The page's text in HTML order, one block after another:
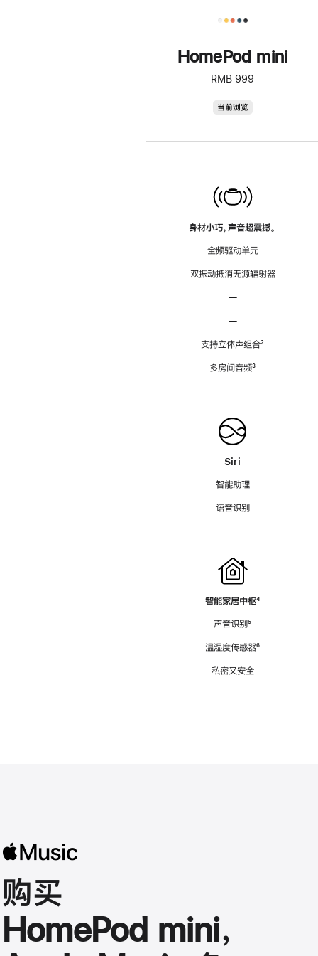
HomePod mini
RMB 999
当前浏览
身材小巧，声音超震撼。
全频驱动单元
双振动抵消无源辐射器
—
—
支持立体声组合脚
²
多房间音频脚
³
Siri
智能助理
语音识别
智能家居中枢脚
⁴
声音识别脚
⁵
温湿度传感器脚
⁶
私密又安全
购买
HomePod mini，